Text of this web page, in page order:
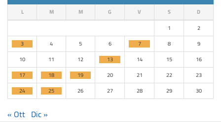
L M M G V S D
1
2
3
4 5 6 7 8
9
10
11 12 13 14 15
16
17
18 19 20 21 22
23
24
25 26 27 28 29 30
« Ott Dic »